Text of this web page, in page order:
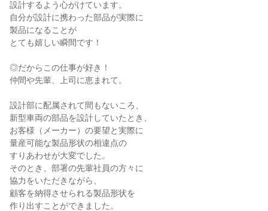
設計するよう心がけています。
自分が設計に携わった部品が実際に
製品になることが
とても嬉しい瞬間です！
◎だからこの仕事が好き！
仲間や先輩、上司に恵まれて。
設計部に配属されて間もないころ、
新型車両の部品を設計していたとき、
お客様（メーカー）の要望と実際に
量産可能な製品形状の相違点の
すりあわせが大変でした。
そのとき、部署の先輩社員の方々に
協力をいただきながら、
顧客を納得させられる製品形状を
作り出すことができました。